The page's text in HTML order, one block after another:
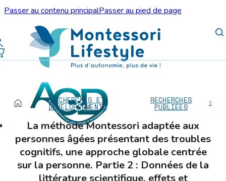
Passer au contenu principalPasser au pied de page
RECHERCHES ET
DÉVELOPPEMENTS
RECHERCHES
PUBLIÉES
La méthode Montessori adaptée aux
personnes âgées présentant des troubles
cognitifs, une approche globale centrée
sur la personne. Partie 2 : Données de la
littérature scientifique, effets et